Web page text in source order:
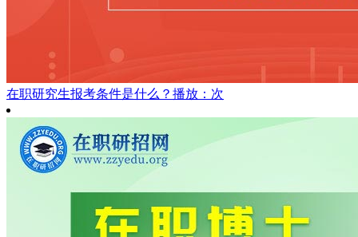
在职研究生报考条件是什么？ 播放：次